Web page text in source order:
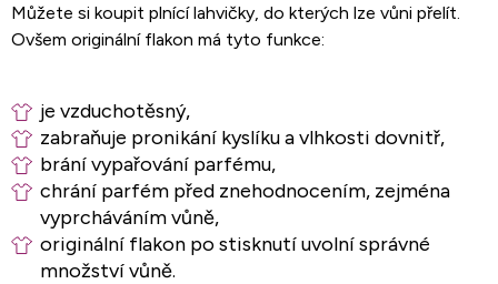
Můžete si koupit plnící lahvičky, do kterých lze vůni přelít.
Ovšem originální flakon má tyto funkce:
je vzduchotěsný,
zabraňuje pronikání kyslíku a vlhkosti dovnitř,
brání vypařování parfému,
chrání parfém před znehodnocením, zejména
vyprcháváním vůně,
originální flakon po stisknutí uvolní správné
množství vůně.